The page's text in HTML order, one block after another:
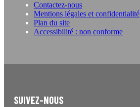
Contactez-nous
Mentions légales et confidentialité
Plan du site
Accessibilité : non conforme
SUIVEZ-NOUS